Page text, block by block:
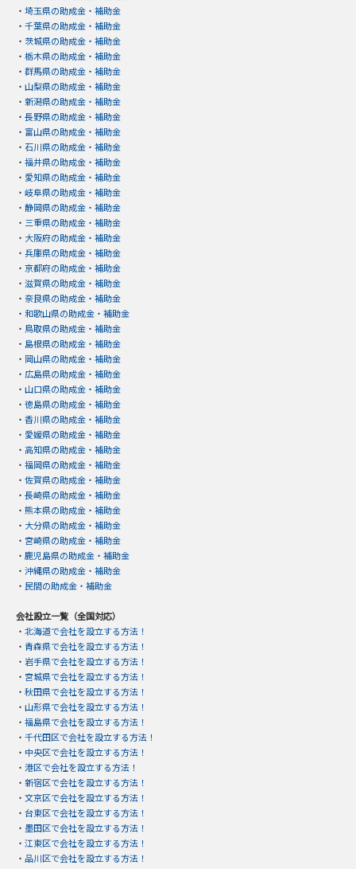
・ 埼玉県の助成金・補助金
・ 千葉県の助成金・補助金
・ 茨城県の助成金・補助金
・ 栃木県の助成金・補助金
・ 群馬県の助成金・補助金
・ 山梨県の助成金・補助金
・ 新潟県の助成金・補助金
・ 長野県の助成金・補助金
・ 富山県の助成金・補助金
・ 石川県の助成金・補助金
・ 福井県の助成金・補助金
・ 愛知県の助成金・補助金
・ 岐阜県の助成金・補助金
・ 静岡県の助成金・補助金
・ 三重県の助成金・補助金
・ 大阪府の助成金・補助金
・ 兵庫県の助成金・補助金
・ 京都府の助成金・補助金
・ 滋賀県の助成金・補助金
・ 奈良県の助成金・補助金
・ 和歌山県の助成金・補助金
・ 鳥取県の助成金・補助金
・ 島根県の助成金・補助金
・ 岡山県の助成金・補助金
・ 広島県の助成金・補助金
・ 山口県の助成金・補助金
・ 徳島県の助成金・補助金
・ 香川県の助成金・補助金
・ 愛媛県の助成金・補助金
・ 高知県の助成金・補助金
・ 福岡県の助成金・補助金
・ 佐賀県の助成金・補助金
・ 長崎県の助成金・補助金
・ 熊本県の助成金・補助金
・ 大分県の助成金・補助金
・ 宮崎県の助成金・補助金
・ 鹿児島県の助成金・補助金
・ 沖縄県の助成金・補助金
・ 民間の助成金・補助金
会社設立一覧（全国対応）
・ 北海道で会社を設立する方法！
・ 青森県で会社を設立する方法！
・ 岩手県で会社を設立する方法！
・ 宮城県で会社を設立する方法！
・ 秋田県で会社を設立する方法！
・ 山形県で会社を設立する方法！
・ 福島県で会社を設立する方法！
・ 千代田区で会社を設立する方法！
・ 中央区で会社を設立する方法！
・ 港区で会社を設立する方法！
・ 新宿区で会社を設立する方法！
・ 文京区で会社を設立する方法！
・ 台東区で会社を設立する方法！
・ 墨田区で会社を設立する方法！
・ 江東区で会社を設立する方法！
・ 品川区で会社を設立する方法！